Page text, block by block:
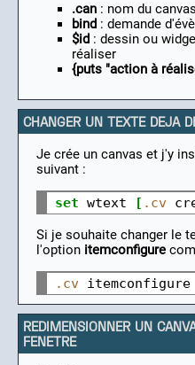
.can : nom du
bind : demande
$id : dessin ou
réaliser
{puts "action à
CHANGER UN TEXTE DEJA
Je crée un canvas et j'y
suivant :
set wtext [ .cv
Si je souhaite changer le
l'option itemconfigure
.cv itemconfigure
REDIMENSIONNER UN
FENETRE